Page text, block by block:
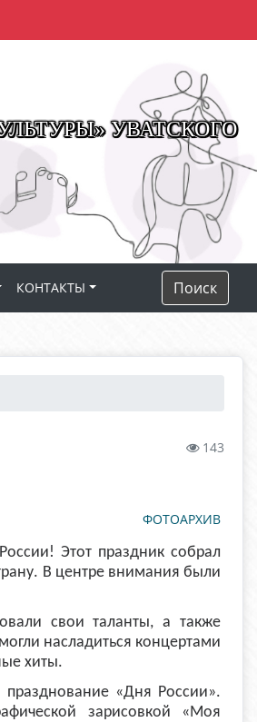
УВАТСКОГО
КОНТАКТЫ Поиск
143
ФОТОАРХИВ
Этот праздник собрал
В центре внимания были
свои таланты, а также
насладиться концертами
хиты.
«Дня России».
зарисовкой «Моя